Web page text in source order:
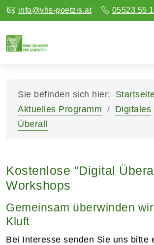
info@vhs-goetzis.at 05523 55
Sie befinden sich hier:
Aktuelles Programm
Digitales
Überall
Kostenlose "Digital
Workshops
Gemeinsam überwinden
Kluft
Bei Interesse senden Sie uns bitte